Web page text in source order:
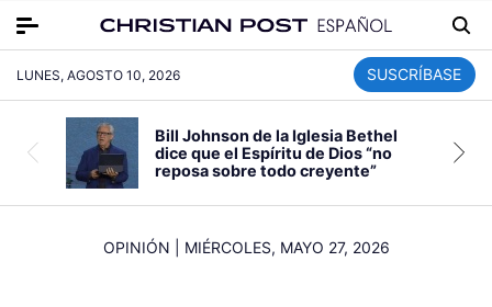
LUNES, AGOSTO 10, 2026 SUSCRÍBASE
Bill Johnson de la Iglesia Bethel
dice que el Espíritu de Dios “no
reposa sobre todo creyente”
OPINIÓN MIÉRCOLES, MAYO 27, 2026